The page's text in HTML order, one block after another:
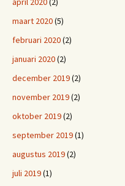
maart 2020(5)
februari 2020(2)
januari 2020(2)
december 2019(2)
november 2019(2)
oktober 2019(2)
september 2019(1)
augustus 2019(2)
juli 2019(1)